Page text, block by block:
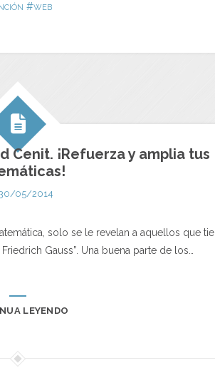
#WEB
Cenit. ¡Refuerza y amplia tus
05/2014
solo se le revelan a aquellos que
Gauss”. Una buena parte de los…
LEYENDO